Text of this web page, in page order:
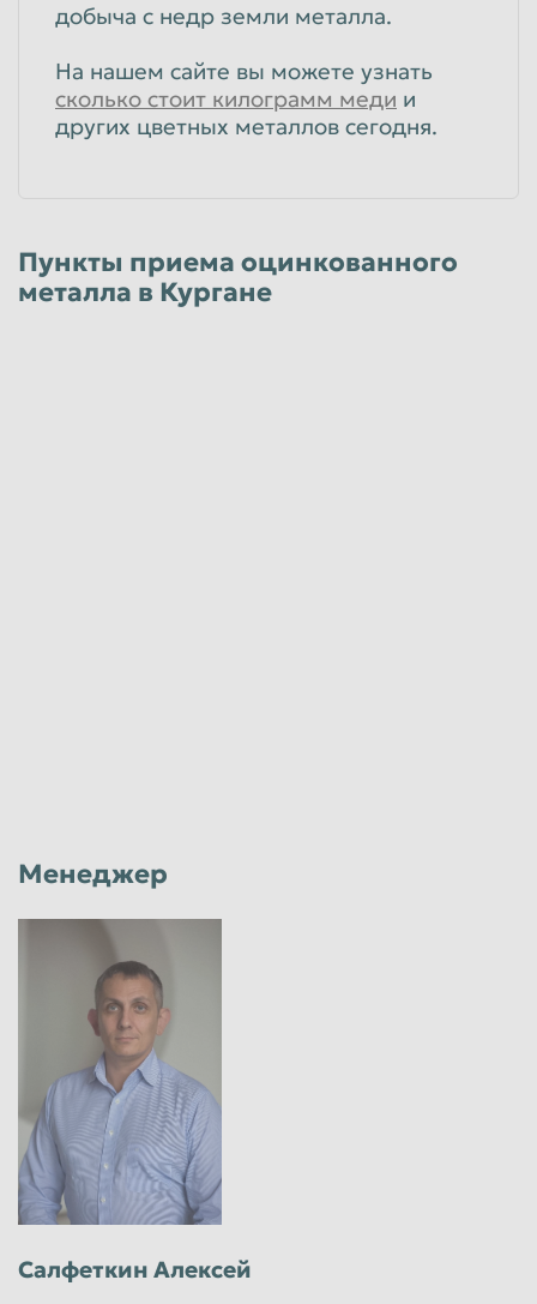
добыча с недр земли металла.
На нашем сайте вы можете узнать
сколько стоит килограмм меди и
других цветных металлов сегодня.
Пункты приема оцинкованного
металла в Кургане
Менеджер
Салфеткин Алексей